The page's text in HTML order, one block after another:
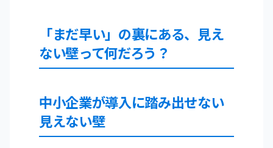
「まだ早い」の裏にある、見え
ない壁って何だろう？
中小企業が導入に踏み出せない
見えない壁